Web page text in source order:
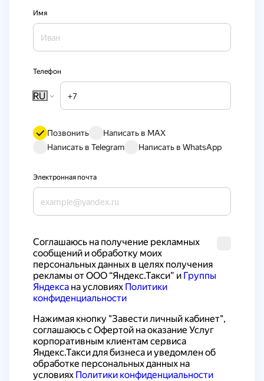
Имя
Телефон
RU
Позвонить
Написать в MAX
Написать в Telegram
Написать в WhatsApp
Электронная почта
Cоглашаюсь на получение рекламных
сообщений и обработку моих
персональных данных в целях получения
рекламы от ООО “Яндекс.Такси” и Группы
Яндекса на условиях Политики
конфиденциальности
Нажимая кнопку "Завести личный кабинет",
соглашаюсь с Офертой на оказание Услуг
корпоративным клиентам сервиса
Яндекс.Такси для бизнеса и уведомлен об
обработке персональных данных на
условиях Политики конфиденциальности